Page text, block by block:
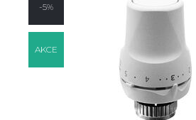
-5%
AKCE